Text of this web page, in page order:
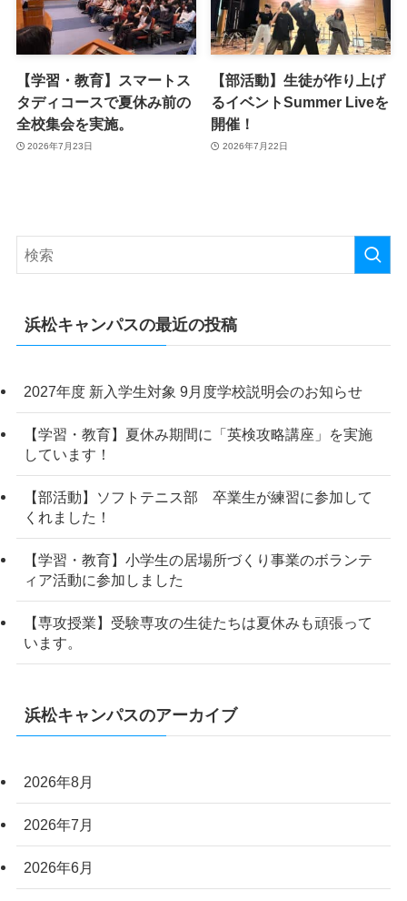
【学習・教育】スマートス
タディコースで夏休み前の
全校集会を実施。
2026年7月23日
【部活動】生徒が作り上げ
るイベントSummer Liveを
開催！
2026年7月22日
浜松キャンパスの最近の投稿
2027年度 新入学生対象 9月度学校説明会のお知らせ
【学習・教育】夏休み期間に「英検攻略講座」を実施
しています！
【部活動】ソフトテニス部 卒業生が練習に参加して
くれました！
【学習・教育】小学生の居場所づくり事業のボランテ
ィア活動に参加しました
【専攻授業】受験専攻の生徒たちは夏休みも頑張って
います。
浜松キャンパスのアーカイブ
2026年8月
2026年7月
2026年6月